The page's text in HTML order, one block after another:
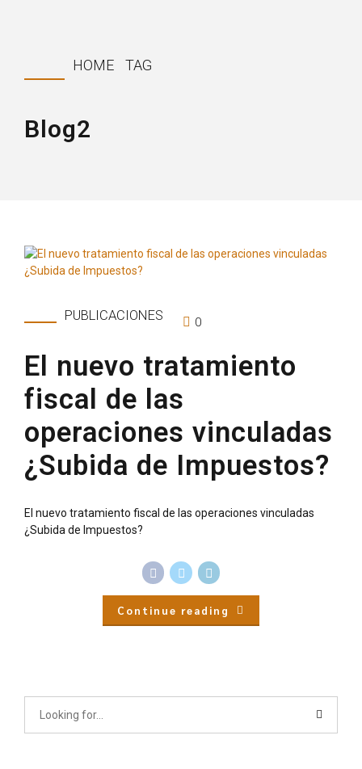
HOME TAG
Blog2
PUBLICACIONES 0
El nuevo tratamiento
fiscal de las
operaciones vinculadas
¿Subida de Impuestos?
El nuevo tratamiento fiscal de las operaciones vinculadas
¿Subida de Impuestos?
Continue reading